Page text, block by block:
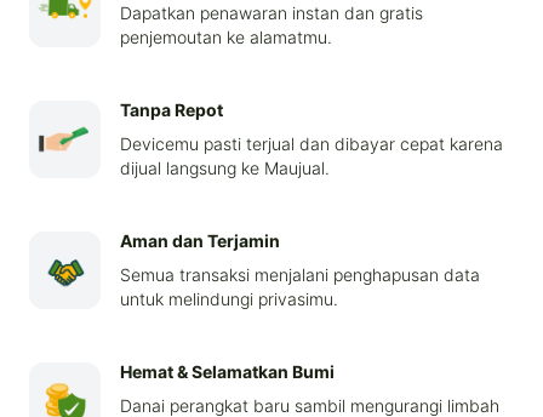
Dapatkan penawaran instan dan gratis
penjemoutan ke alamatmu.
Tanpa Repot
Devicemu pasti terjual dan dibayar cepat karena
dijual langsung ke Maujual.
Aman dan Terjamin
Semua transaksi menjalani penghapusan data
untuk melindungi privasimu.
Hemat & Selamatkan Bumi
Danai perangkat baru sambil mengurangi limbah